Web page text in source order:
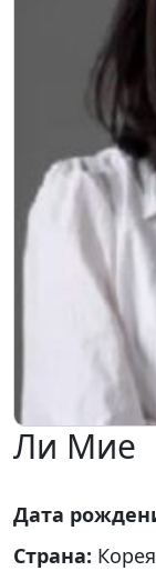
Ли Мие
Дата
Страна: Корея